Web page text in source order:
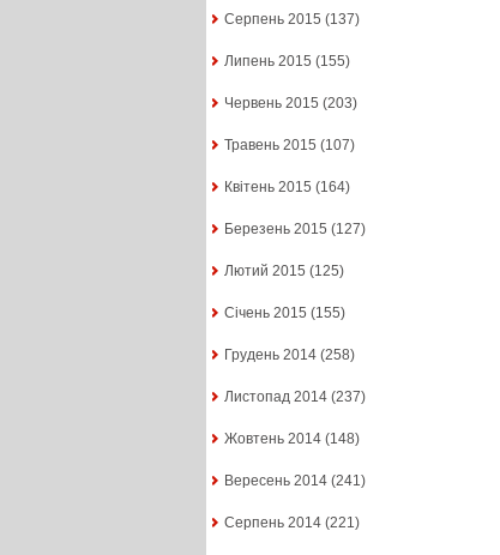
Серпень 2015 (137)
Липень 2015 (155)
Червень 2015 (203)
Травень 2015 (107)
Квітень 2015 (164)
Березень 2015 (127)
Лютий 2015 (125)
Січень 2015 (155)
Грудень 2014(258)
Листопад 2014(237)
Жовтень 2014(148)
Вересень 2014(241)
Серпень 2014(221)